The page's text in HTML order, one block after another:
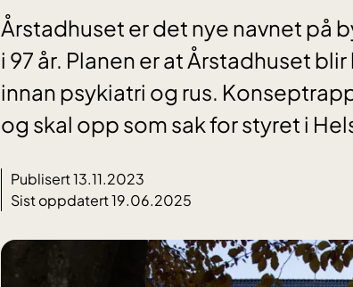
Årstadhuset er det nye navnet på
i 97 år. Planen er at Årstadhuset
innan psykiatri og rus.
og skal opp som sak for styret i
Publisert 13.11.2023
Sist oppdatert 19.06.2025